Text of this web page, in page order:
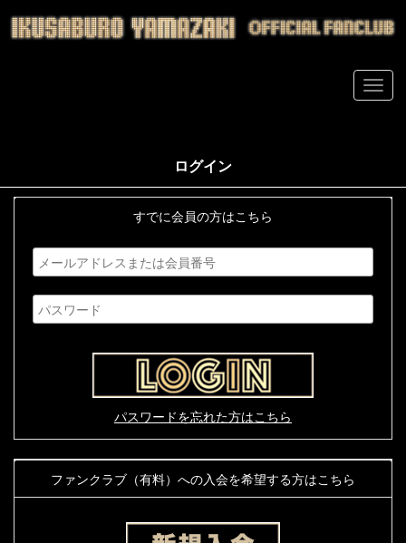
ログイン
すでに会員の方はこちら
パスワードを忘れた方はこちら
ファンクラブ（有料）への入会を希望する方はこちら